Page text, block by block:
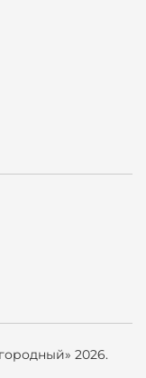
2026.